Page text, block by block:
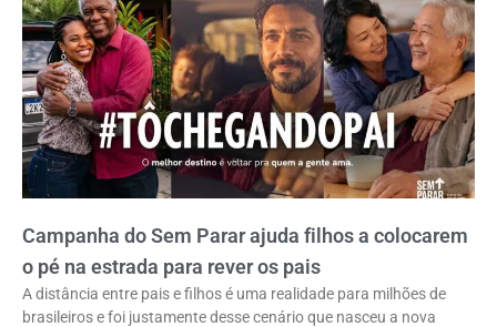
Campanha do Sem Parar ajuda filhos a colocarem
o pé na estrada para rever os pais
A distância entre pais e filhos é uma realidade para milhões de
brasileiros e foi justamente desse cenário que nasceu a nova